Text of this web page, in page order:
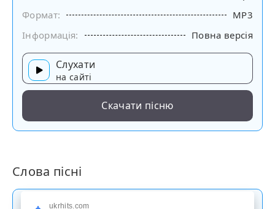
Формат:
MP3
Інформація:
Повна версія
Слухати
на сайті
Скачати пісню
Слова пісні
надихни мене ще раз
ukrhits.com